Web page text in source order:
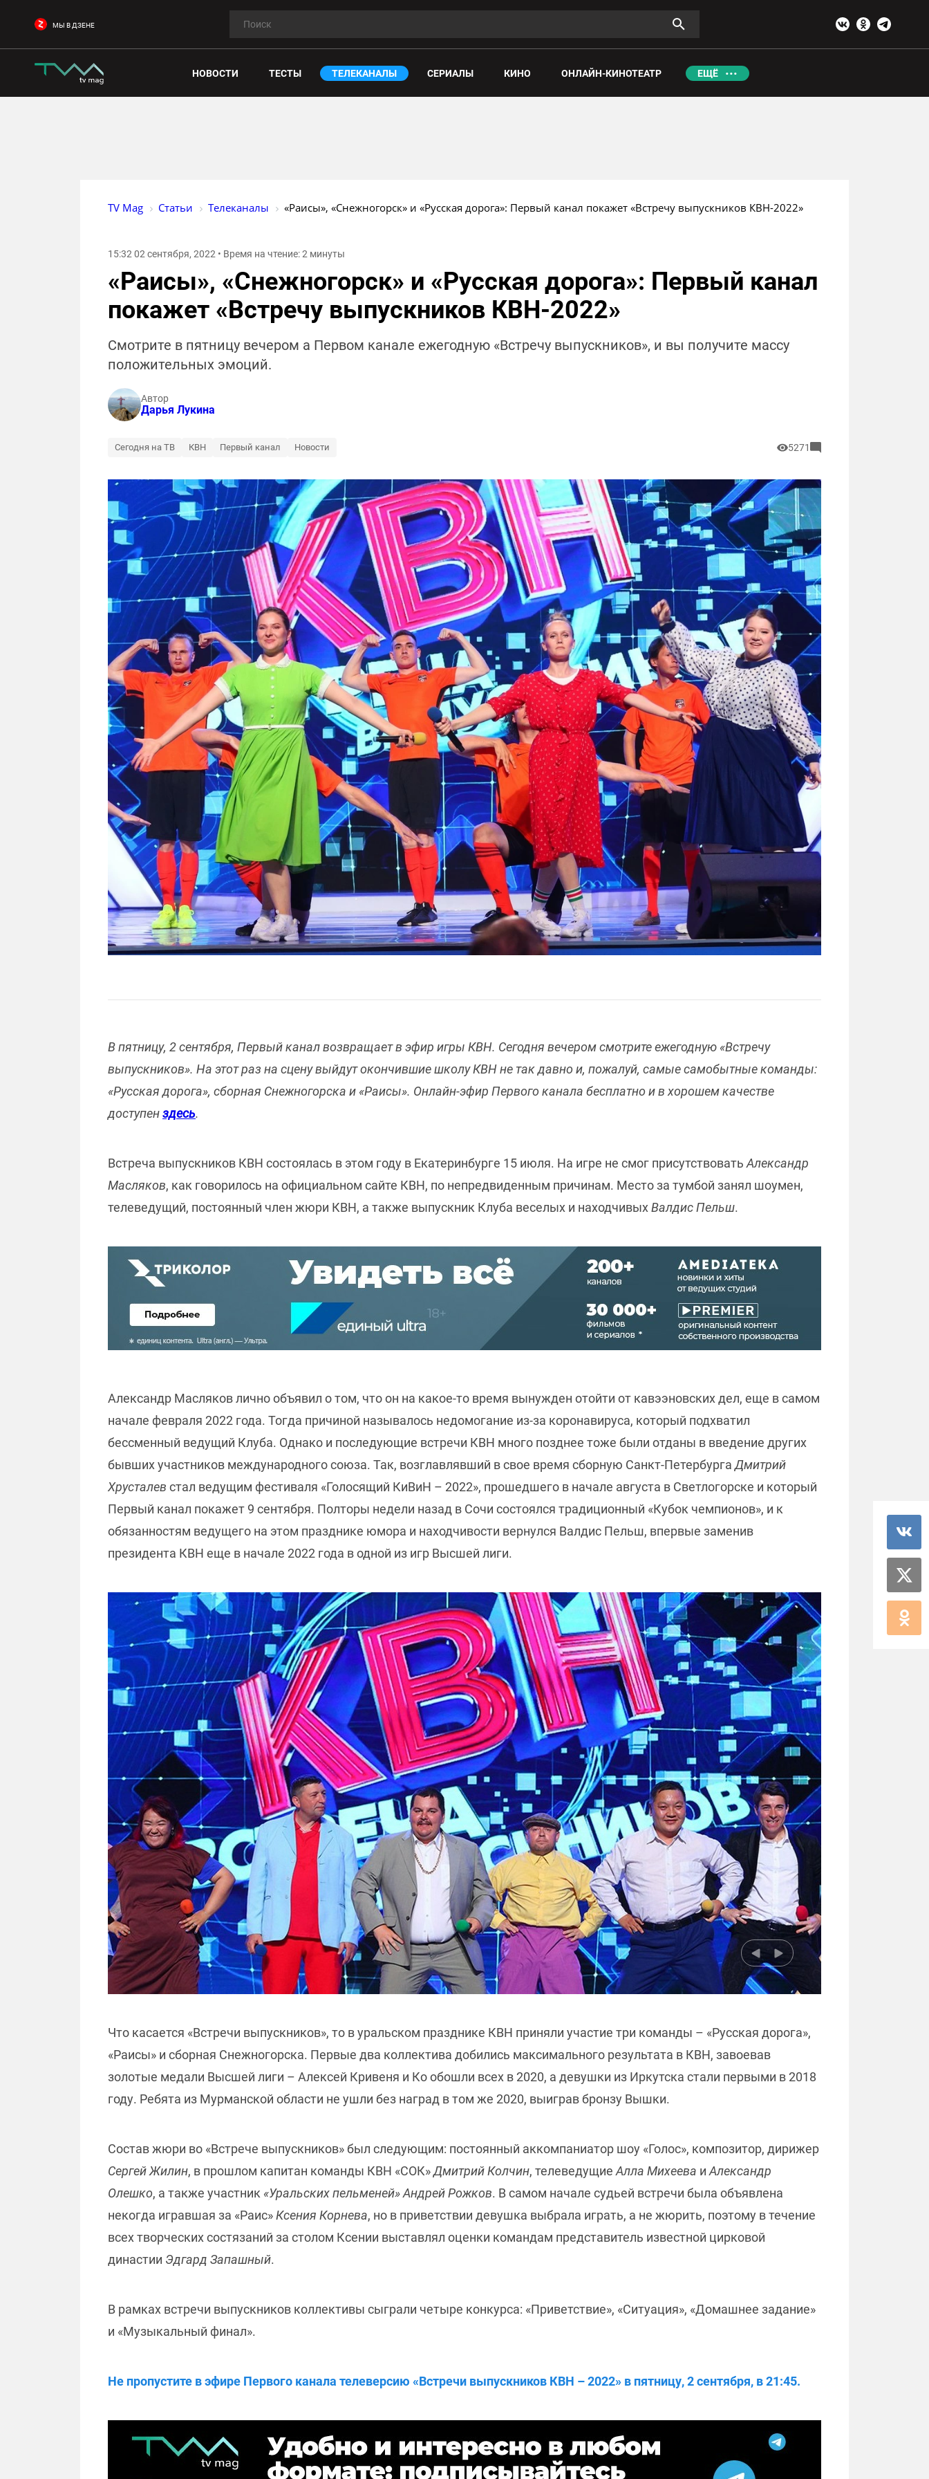
МЫ В ДЗЕНЕ
НОВОСТИ ТЕСТЫ ТЕЛЕКАНАЛЫ СЕРИАЛЫ КИНО ОНЛАЙН-КИНОТЕАТР ЕЩЁ
TV Mag Статьи Телеканалы «Раисы», «Снежногорск» и «Русская дорога»: Первый канал покажет «Встречу выпускников КВН-2022»
15:32 02 сентября, 2022 • Время на чтение: 2 минуты
«Раисы», «Снежногорск» и «Русская дорога»: Первый канал
покажет «Встречу выпускников КВН-2022»
Смотрите в пятницу вечером а Первом канале ежегодную «Встречу выпускников», и вы получите массу
положительных эмоций.
Автор
Дарья Лукина
Сегодня на ТВ КВН Первый канал Новости 5271
В пятницу, 2 сентября, Первый канал возвращает в эфир игры КВН. Сегодня вечером смотрите ежегодную «Встречу
выпускников». На этот раз на сцену выйдут окончившие школу КВН не так давно и, пожалуй, самые самобытные команды:
«Русская дорога», сборная Снежногорска и «Раисы». Онлайн-эфир Первого канала бесплатно и в хорошем качестве
доступенздесь.
Встреча выпускников КВН состоялась в этом году в Екатеринбурге 15 июля. На игре не смог присутствоватьАлександр
Масляков, как говорилось на официальном сайте КВН, по непредвиденным причинам. Место за тумбой занял шоумен,
телеведущий, постоянный член жюри КВН, а также выпускник Клуба веселых и находчивыхВалдис Пельш.
Александр Масляков лично объявил о том, что он на какое-то время вынужден отойти от кавээновских дел, еще в самом
начале февраля 2022 года. Тогда причиной называлось недомогание из-за коронавируса, который подхватил
бессменный ведущий Клуба. Однако и последующие встречи КВН много позднее тоже были отданы в введение других
бывших участников международного союза. Так, возглавлявший в свое время сборную Санкт-ПетербургаДмитрий
Хрусталев стал ведущим фестиваля «Голосящий КиВиН – 2022», прошедшего в начале августа в Светлогорске и который
Первый канал покажет 9 сентября. Полторы недели назад в Сочи состоялся традиционный «Кубок чемпионов», и к
обязанностям ведущего на этом празднике юмора и находчивости вернулся Валдис Пельш, впервые заменив
президента КВН еще в начале 2022 года в одной из игр Высшей лиги.
Что касается «Встречи выпускников», то в уральском празднике КВН приняли участие три команды – «Русская дорога»,
«Раисы» и сборная Снежногорска. Первые два коллектива добились максимального результата в КВН, завоевав
золотые медали Высшей лиги – Алексей Кривеня и Ко обошли всех в 2020, а девушки из Иркутска стали первыми в 2018
году. Ребята из Мурманской области не ушли без наград в том же 2020, выиграв бронзу Вышки.
Состав жюри во «Встрече выпускников» был следующим: постоянный аккомпаниатор шоу «Голос», композитор, дирижер
Сергей Жилин, в прошлом капитан команды КВН «СОК»Дмитрий Колчин, телеведущиеАлла Михеева иАлександр
Олешко, а также участник «Уральских пельменей» Андрей Рожков. В самом начале судьей встречи была объявлена
некогда игравшая за «Раис»Ксения Корнева, но в приветствии девушка выбрала играть, а не жюрить, поэтому в течение
всех творческих состязаний за столом Ксении выставлял оценки командам представитель известной цирковой
династии Эдгард Запашный.
В рамках встречи выпускников коллективы сыграли четыре конкурса: «Приветствие», «Ситуация», «Домашнее задание»
и «Музыкальный финал».
Не пропустите в эфире Первого канала телеверсию «Встречи выпускников КВН – 2022» в пятницу, 2 сентября, в 21:45.